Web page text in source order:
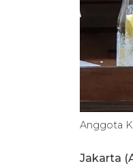
Anggota
Jakarta